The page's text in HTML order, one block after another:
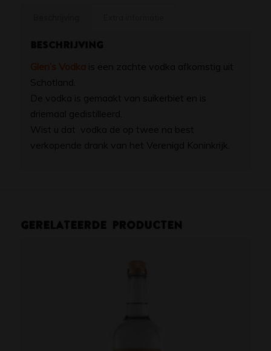
Beschrijving
Glen’s Vodka is een zachte vodka afkomstig uit
Schotland.
De vodka is gemaakt van suikerbiet en is
driemaal gedistilleerd.
Wist u dat vodka de op twee na best
verkopende drank van het Verenigd Koninkrijk.
Gerelateerde producten